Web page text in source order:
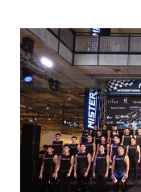
“ร่มโพธิ์
พร็อพ
เพ
อร์
ตี้”
สนับสนุน
เวที “Mister
International